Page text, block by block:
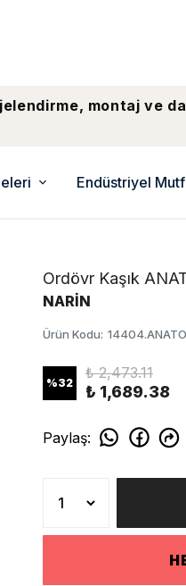
montaj ve
Endüstriyel
Ordövr Kaşık
NARİN
Ürün Kodu:
%32
₺ 2,473.11
₺ 1,689.38
Paylaş: